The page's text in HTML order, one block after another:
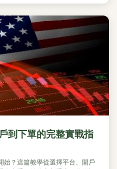
到下單的完整實戰指
始？這篇教學從選擇平台、開戶